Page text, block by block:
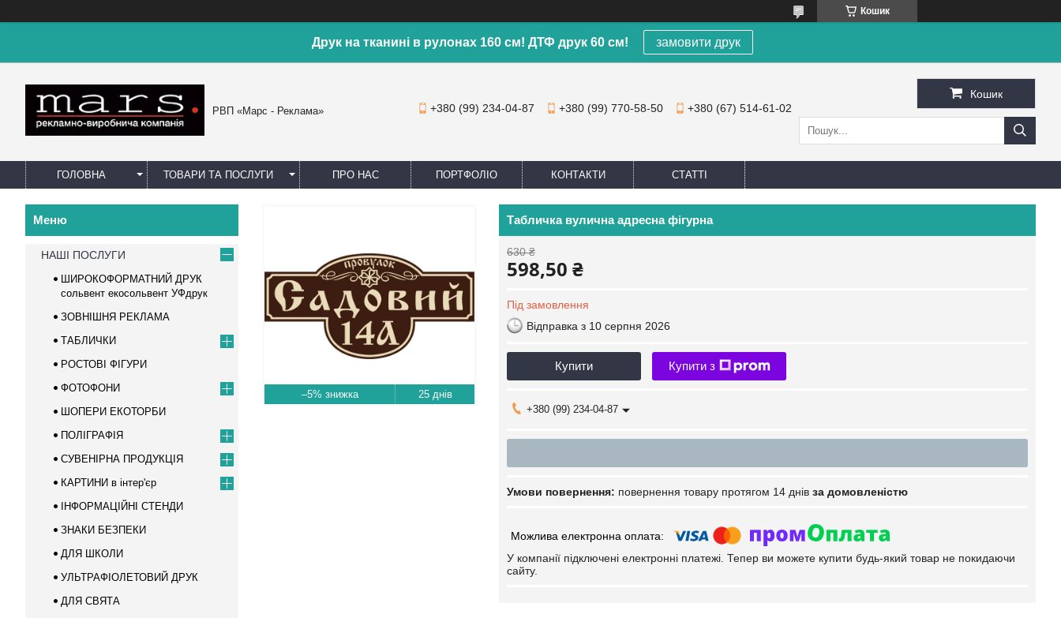
Кошик
Друк на тканині в рулонах 160 см! ДТФ друк 60 см! замовити друк
РВП «Марс - Реклама» +380 (99) 234-04-87 +380 (99) 770-58-50 +380 (67) 514-61-02
Кошик
ГОЛОВНА ТОВАРИ ТА ПОСЛУГИ ПРО НАС ПОРТФОЛІО КОНТАКТИ СТАТТІ
–5% 25 днів
Табличка вулична адресна фігурна
630 ₴
598,50 ₴
Під замовлення
Відправка з 10 серпня 2026
Купити Купити з
+380 (99) 234-04-87
повернення товару протягом 14 днів за домовленістю
У компанії підключені електронні платежі. Тепер ви можете купити будь-який товар не покидаючи
сайту.
НАШІ ПОСЛУГИ
ШИРОКОФОРМАТНИЙ ДРУК
сольвент екосольвент УФдрук
ЗОВНІШНЯ РЕКЛАМА
ТАБЛИЧКИ
РОСТОВІ ФІГУРИ
ФОТОФОНИ
ШОПЕРИ ЕКОТОРБИ
ПОЛІГРАФІЯ
СУВЕНІРНА ПРОДУКЦІЯ
КАРТИНИ в інтер'єр
ІНФОРМАЦІЙНІ СТЕНДИ
ЗНАКИ БЕЗПЕКИ
ДЛЯ ШКОЛИ
УЛЬТРАФІОЛЕТОВИЙ ДРУК
ДЛЯ СВЯТА